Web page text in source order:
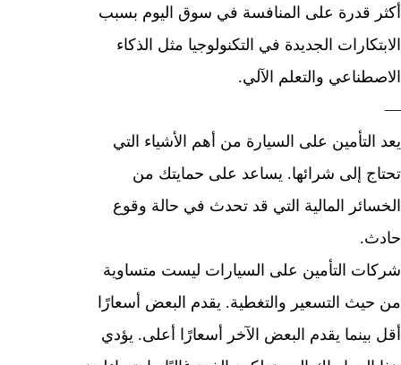
قدرة على المنافسة في سوق اليوم بسبب
الجديدة في التكنولوجيا مثل الذكاء
والتعلم الآلي.
على السيارة من أهم الأشياء التي
إلى شرائها. يساعد على حمايتك من
المالية التي قد تحدث في حالة وقوع
التأمين على السيارات ليست متساوية
التسعير والتغطية. يقدم البعض أسعارًا
يقدم البعض الآخر أسعارًا أعلى. يؤدي